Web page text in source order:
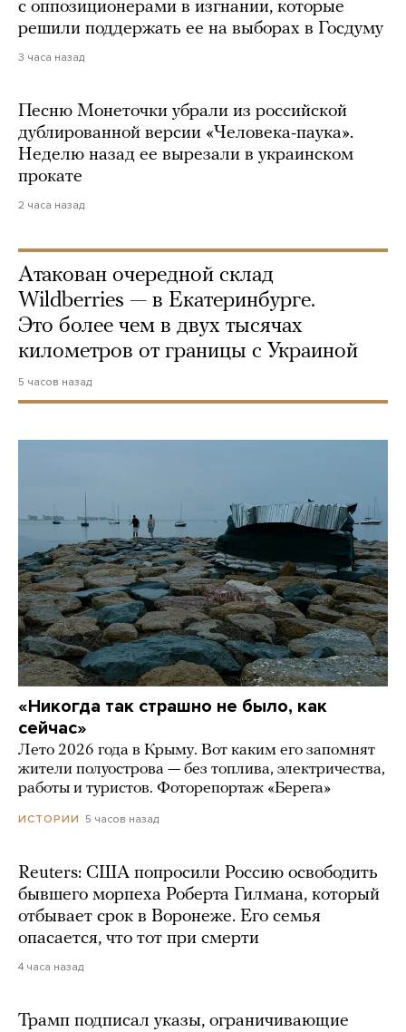
с оппозиционерами в изгнании, которые
решили поддержать ее на выборах в Госдуму
3 часа назад
Песню Монеточки убрали из российской
дублированной версии «Человека-паука».
Неделю назад ее вырезали в украинском
прокате
2 часа назад
Атакован очередной склад
Wildberries — в Екатеринбурге.
Это более чем в двух тысячах
километров от границы с Украиной
5 часов назад
«Никогда так страшно не было, как
сейчас»
Лето 2026 года в Крыму. Вот каким его запомнят
жители полуострова — без топлива, электричества,
работы и туристов. Фоторепортаж «Берега»
ИСТОРИИ 5 часов назад
Reuters: США попросили Россию освободить
бывшего морпеха Роберта Гилмана, который
отбывает срок в Воронеже. Его семья
опасается, что тот при смерти
4 часа назад
Трамп подписал указы, ограничивающие